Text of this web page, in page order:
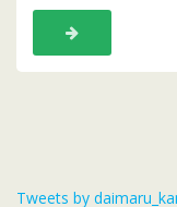
Tweets by